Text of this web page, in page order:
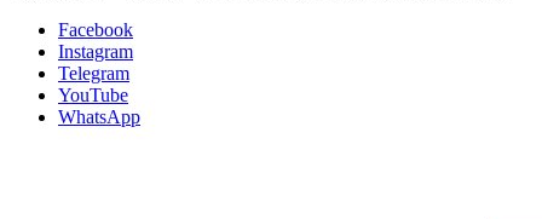
Facebook
Instagram
Telegram
YouTube
WhatsApp